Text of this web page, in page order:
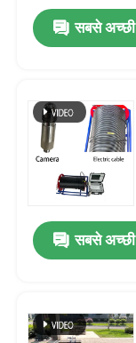
होम
सबसे
सबसे